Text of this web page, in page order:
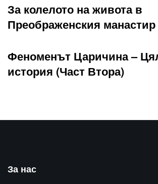
За колелото на живота в
Преображенския манастир
Феноменът Царичина –
история (Част Втора)
За нас